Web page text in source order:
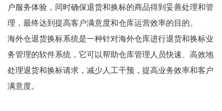
户服务体验，同时确保退货和换标的商品得到妥善处理和管
理，最终达到提高客户满意度和仓库运营效率的目的。
海外仓退货换标系统是一种针对海外仓库进行退货和换标业
务管理的软件系统，它可以帮助仓库管理人员快速、高效地
处理退货和换标请求，减少人工干预，提高业务效率和客户
满意度。